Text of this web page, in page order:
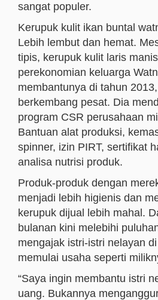
sangat populer.
Kerupuk kulit ikan buntal
Lebih lembut dan hemat.
tipis, kerupuk kulit laris
perekonomian keluarga
membantunya di tahun
berkembang pesat. Dia
program CSR perusahaan
Bantuan alat produksi,
spinner, izin PIRT, sertifikat
analisa nutrisi produk.
Produk-produk dengan
menjadi lebih higienis dan
kerupuk dijual lebih mahal.
bulanan kini melebihi
mengajak istri-istri nelayan
memulai usaha seperti
“Saya ingin membantu istri
uang. Bukannya